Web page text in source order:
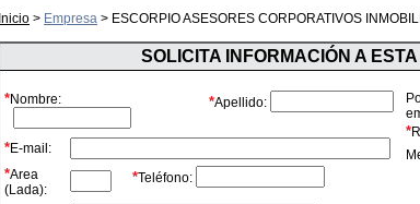
Inicio > Empresa > ESCORPIO ASESORES CORPORATIVOS
SOLICITA INFORMACIÓN A
*Nombre: *Apellido:
*E-mail:
*Area
(Lada):
*Teléfono:
*